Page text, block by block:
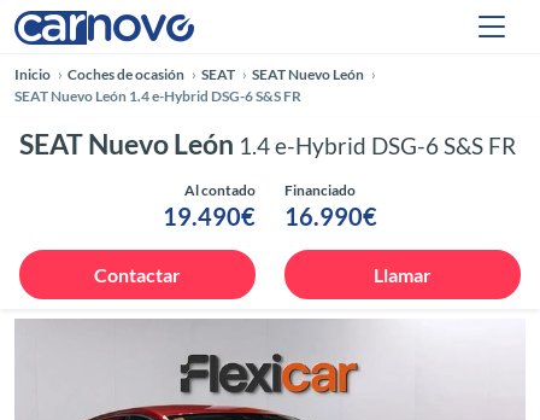
Inicio Coches de ocasión SEAT
SEAT Nuevo León
SEAT Nuevo León 1.4 e-Hybrid DSG-6 S&S FR
SEAT Nuevo León 1.4 e-Hybrid DSG-6 S&S FR
Al contado
19.490€
Financiado
16.990€
Contactar Llamar